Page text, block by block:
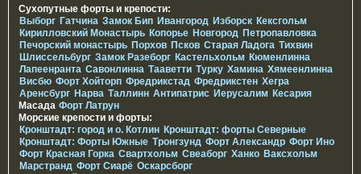
Сухопутные форты и крепости:
Выборг Гатчина Замок Бип Ивангород Изборск Кексгольм
Кирилловский Монастырь Копорье Новгород Петропавловка
Печорcкий монастырь Порхов Псков Старая Ладога Тихвин
Шлиссельбург Замок Разеборг Кастельхольм Кюменлинна
Лапеенранта Савонлинна Тааветти Турку Хамина Хямеенлинна
Висбю Форт Хойторп Фредрикстад Фредрикстен Хегра
Аренсбург Нарва Таллинн Антипатрис Иерусалим Кесария
Масада Форт Латрун
Морские крепости и форты:
Кронштадт: город и о. Котлин Кронштадт: форты Северные
Кронштадт: Форты Южные Тронгзунд Форт Александр Форт Ино
Форт Красная Горка Свартхольм Свеаборг Ханко Ваксхольм
Марстранд Форт Сиарё Оскарсборг